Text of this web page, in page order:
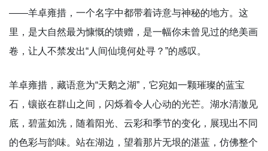
——羊卓雍措，一个名字中都带着诗意与神秘的地方。这
里，是大自然最为慷慨的馈赠，是一幅你未曾见过的绝美画
卷，让人不禁发出“人间仙境何处寻？”的感叹。
羊卓雍措，藏语意为“天鹅之湖”，它宛如一颗璀璨的蓝宝
石，镶嵌在群山之间，闪烁着令人心动的光芒。湖水清澈见
底，碧蓝如洗，随着阳光、云彩和季节的变化，展现出不同
的色彩与韵味。站在湖边，望着那片无垠的湛蓝，仿佛整个